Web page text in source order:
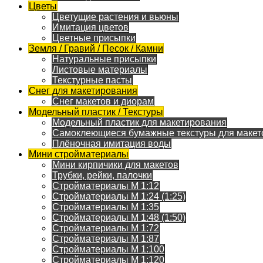
Цветы
Цветущие растения и вьюны
Имитация цветов
Цветные присыпки
Земля / Гравий / Песок / Камни
Натуральные присыпки
Листовые материалы
Текстурные пасты
Снег для макетирования
Снег макетов и диорам
Модельный пластик / Текстуры
Модельный пластик для макетирования
Самоклеющиеся бумажные текстуры для
Плёночная имитация воды
Мини стройматериалы
Мини кирпичики для макетов
Трубки, рейки, палочки
Стройматериалы M 1:12
Стройматериалы M 1:24 (1:25)
Стройматериалы M 1:35
Стройматериалы M 1:48 (1:50)
Стройматериалы M 1:72
Стройматериалы M 1:87
Стройматериалы M 1:100
Стройматериалы M 1:120